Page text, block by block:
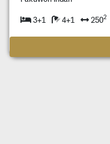
3+1 4+1 2502